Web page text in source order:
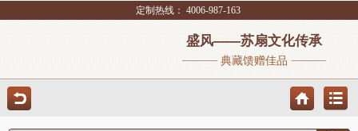
定制热线： 4006-987-163
盛风——苏扇文化传承
典藏馈赠佳品